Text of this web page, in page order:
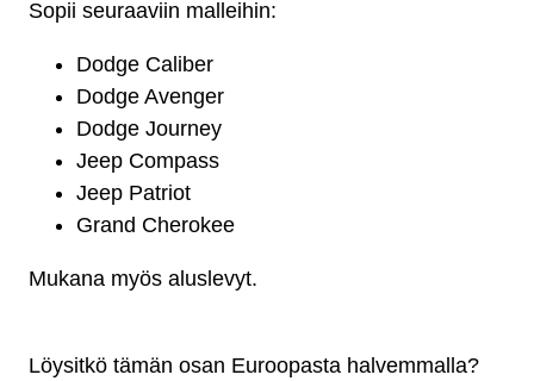
Patriot
määrä
Sopii seuraaviin malleihin:
Dodge Caliber
Dodge Avenger
Dodge Journey
Jeep Compass
Jeep Patriot
Grand Cherokee
Mukana myös aluslevyt.
Löysitkö tämän osan Euroopasta halvemmalla?